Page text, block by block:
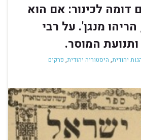
דומה לכינור: אם הוא
מנגן'. על רבי
המוסר.
יהודית, היסטוריה יהודית, פרקים